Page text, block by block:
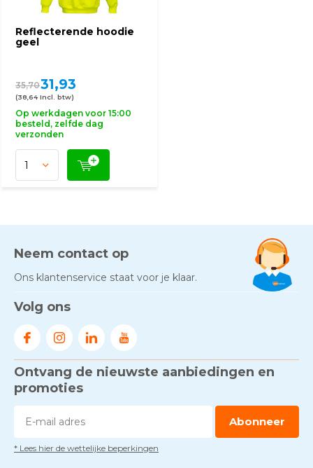
Reflecterende hoodie
geel
35,7031,93
(38,64 Incl. btw)
Op werkdagen voor 15:00
besteld, zelfde dag
verzonden
Neem contact op
Ons klantenservice staat voor je klaar.
Volg ons
Ontvang de nieuwste aanbiedingen en
promoties
Abonneer
* Lees hier de wettelijke beperkingen